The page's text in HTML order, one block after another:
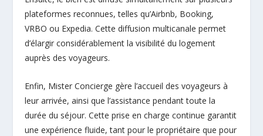
plateformes reconnues, telles qu’Airbnb, Booking,
VRBO ou Expedia. Cette diffusion multicanale permet
d’élargir considérablement la visibilité du logement
auprès des voyageurs.
Enfin, Mister Concierge gère l’accueil des voyageurs à
leur arrivée, ainsi que l’assistance pendant toute la
durée du séjour. Cette prise en charge continue garantit
une expérience fluide, tant pour le propriétaire que pour